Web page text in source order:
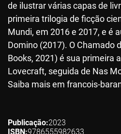
de ilustrar várias capas de
primeira trilogia de ficção
Mundi, em 2016 e 2017, e é
Domino (2017). O Chamado
Books, 2021) é sua primeira
Lovecraft, seguida de Nas
Saiba mais em francois-
Publicação 2023
ISBN 9786555982633